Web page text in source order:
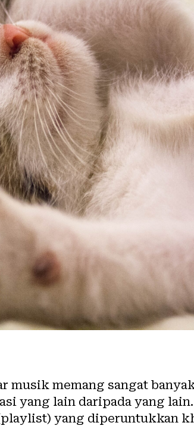
musik memang sangat
yang lain daripada yang lain.
yang diperuntukkan